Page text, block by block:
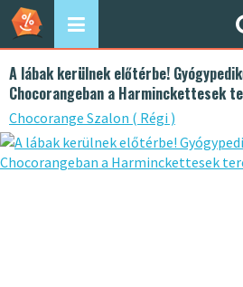
A lábak kerülnek előtérbe!
Chocorangeban a Harminckettesek
Chocorange Szalon ( Régi )